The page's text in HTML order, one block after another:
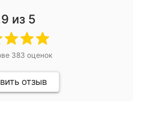
из 5
383 оценок
отзыв